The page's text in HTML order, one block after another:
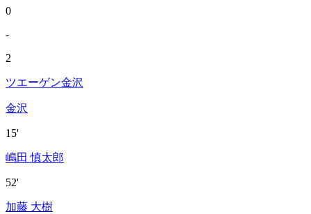
0
-
2
ツエーゲン金沢
金沢
15'
嶋田 慎太郎
52'
加藤 大樹